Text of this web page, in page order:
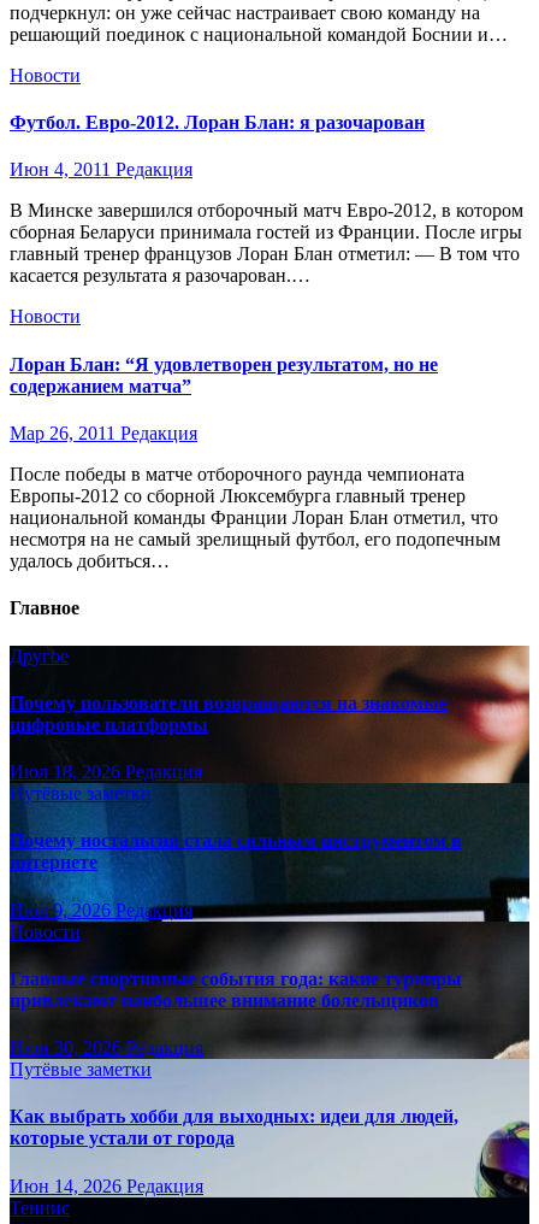
подчеркнул: он уже сейчас настраивает свою команду на
решающий поединок с национальной командой Боснии и…
Новости
Футбол. Евро-2012. Лоран Блан: я разочарован
Июн 4, 2011 Редакция
В Минске завершился отборочный матч Евро-2012, в котором
сборная Беларуси принимала гостей из Франции. После игры
главный тренер французов Лоран Блан отметил: — В том что
касается результата я разочарован.…
Новости
Лоран Блан: “Я удовлетворен результатом, но не
содержанием матча”
Мар 26, 2011 Редакция
После победы в матче отборочного раунда чемпионата
Европы-2012 со сборной Люксембурга главный тренер
национальной команды Франции Лоран Блан отметил, что
несмотря на не самый зрелищный футбол, его подопечным
удалось добиться…
Главное
Другое
Почему пользователи возвращаются на знакомые
цифровые платформы
Июл 18, 2026 Редакция
Путёвые заметки
Почему ностальгия стала сильным инструментом в
интернете
Июл 9, 2026 Редакция
Новости
Главные спортивные события года: какие турниры
привлекают наибольшее внимание болельщиков
Июн 30, 2026 Редакция
Путёвые заметки
Как выбрать хобби для выходных: идеи для людей,
которые устали от города
Июн 14, 2026 Редакция
Теннис